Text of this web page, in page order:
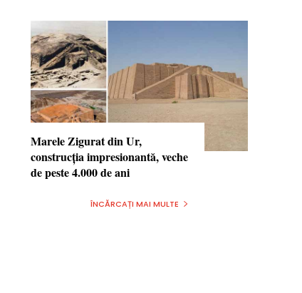
Marele Zigurat din Ur,
construcţia impresionantă, veche
de peste 4.000 de ani
ÎNCĂRCAȚI MAI MULTE